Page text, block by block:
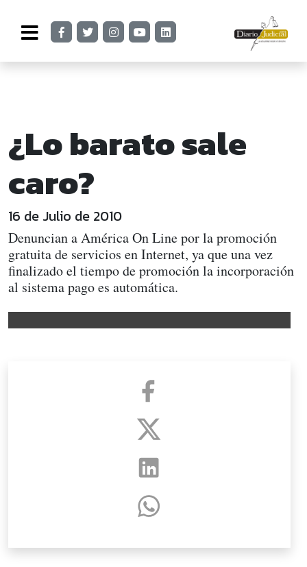
¿Lo barato sale
caro?
16 de Julio de 2010
Denuncian a América On Line por la promoción
gratuita de servicios en Internet, ya que una vez
finalizado el tiempo de promoción la incorporación
al sistema pago es automática.